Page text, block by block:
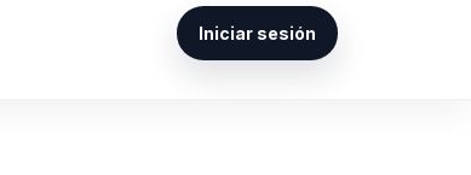
Iniciar sesión